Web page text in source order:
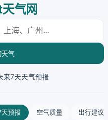
气网
气
来7天天气预报
天预报 空气质量 出行建议